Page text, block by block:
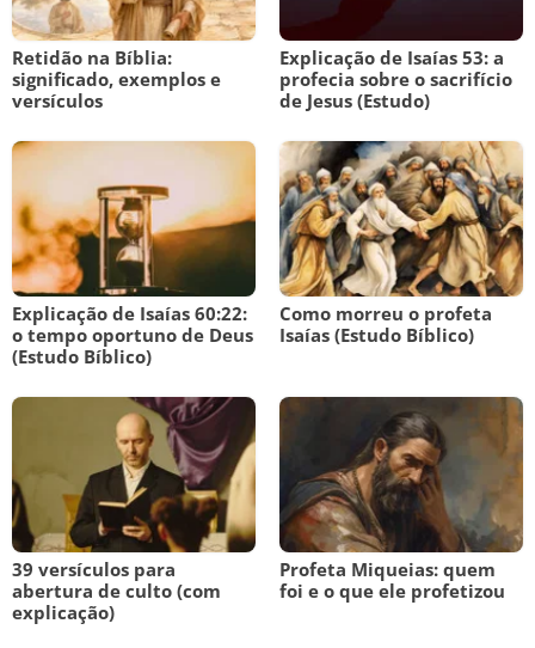
Retidão na Bíblia:
significado, exemplos e
versículos
Explicação de Isaías 53: a
profecia sobre o sacrifício
de Jesus (Estudo)
Explicação de Isaías 60:22:
o tempo oportuno de Deus
(Estudo Bíblico)
Como morreu o profeta
Isaías (Estudo Bíblico)
39 versículos para
abertura de culto (com
explicação)
Profeta Miqueias: quem
foi e o que ele profetizou